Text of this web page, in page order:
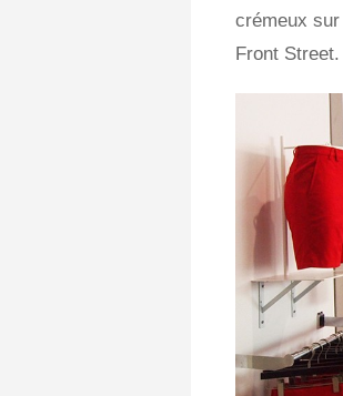
crémeux
Front Street.